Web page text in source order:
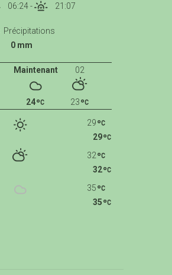
06:24- 21:07
Précipitations
0 mm
Maintenant
24
02
23
29
29
32
32
35
35